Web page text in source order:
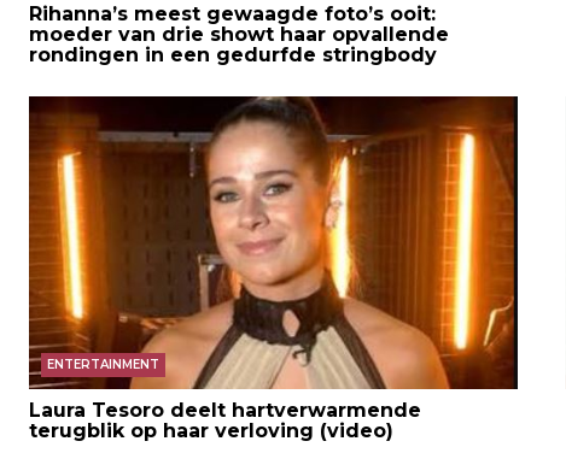
Rihanna’s meest gewaagde foto’s ooit:
moeder van drie showt haar opvallende
rondingen in een gedurfde stringbody
ENTERTAINMENT
Laura Tesoro deelt hartverwarmende
terugblik op haar verloving (video)